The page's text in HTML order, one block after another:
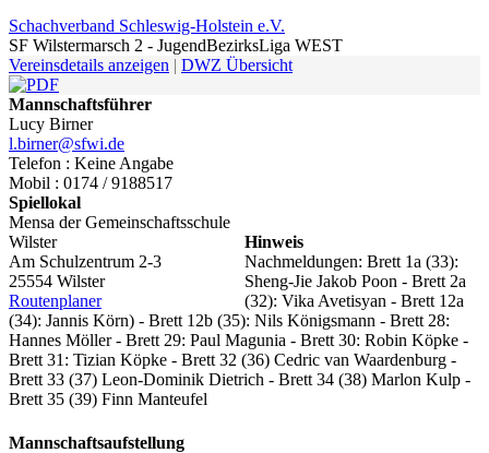
Schachverband Schleswig-Holstein e.V.
SF Wilstermarsch 2 - JugendBezirksLiga WEST
Vereinsdetails anzeigen | DWZ Übersicht
Mannschaftsführer
Lucy Birner
l.birner@sfwi.de
Telefon : Keine Angabe
Mobil : 0174 / 9188517
Spiellokal
Mensa der Gemeinschaftsschule
Wilster
Am Schulzentrum 2-3
25554 Wilster
Routenplaner
Hinweis
Nachmeldungen: Brett 1a (33):
Sheng-Jie Jakob Poon - Brett 2a
(32): Vika Avetisyan - Brett 12a
(34): Jannis Körn) - Brett 12b (35): Nils Königsmann - Brett 28:
Hannes Möller - Brett 29: Paul Magunia - Brett 30: Robin Köpke -
Brett 31: Tizian Köpke - Brett 32 (36) Cedric van Waardenburg -
Brett 33 (37) Leon-Dominik Dietrich - Brett 34 (38) Marlon Kulp -
Brett 35 (39) Finn Manteufel
Mannschaftsaufstellung